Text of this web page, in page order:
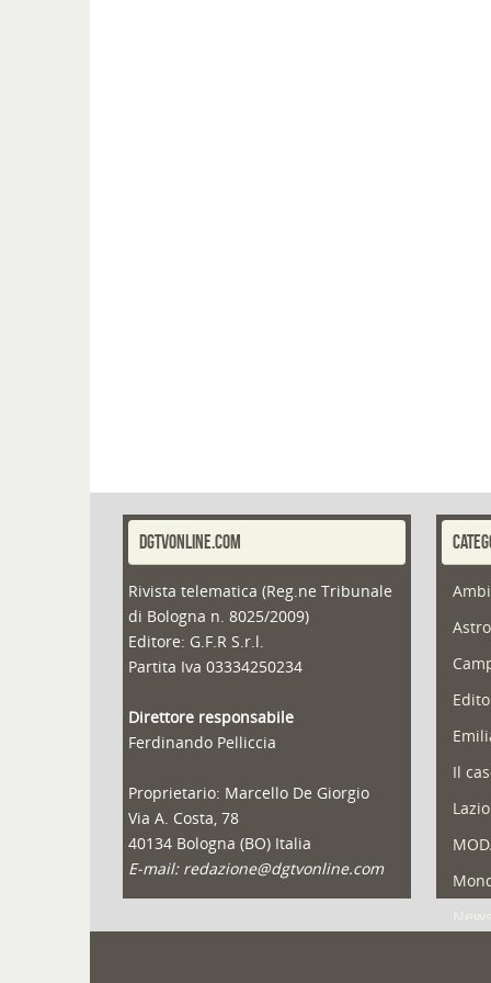
DGTVONLINE.COM
Rivista telematica (Reg.ne Tribunale
di Bologna n. 8025/2009)
Editore: G.F.R S.r.l.
Partita Iva 03334250234
Direttore responsabile
Ferdinando Pelliccia
Proprietario: Marcello De Giorgio
Via A. Costa, 78
40134 Bologna (BO) Italia
E-mail: redazione@dgtvonline.com
Il
Lazio